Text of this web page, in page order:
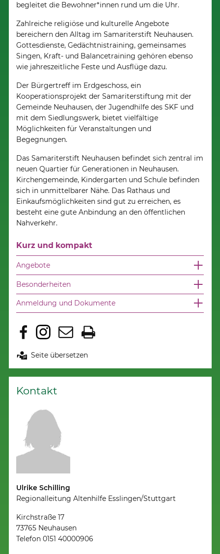
begleitet die Bewohner*innen rund um die Uhr.
Zahlreiche religiöse und kulturelle Angebote
bereichern den Alltag im Samariterstift Neuhausen.
Gottesdienste, Gedächtnistraining, gemeinsames
Singen, Kraft- und Balancetraining gehören ebenso
wie jahreszeitliche Feste und Ausflüge dazu.
Der Bürgertreff im Erdgeschoss, ein
Kooperationsprojekt der Samariterstiftung mit der
Gemeinde Neuhausen, der Jugendhilfe des SKF und
mit dem Siedlungswerk, bietet vielfältige
Möglichkeiten für Veranstaltungen und
Begegnungen.
Das Samariterstift Neuhausen befindet sich zentral im
neuen Quartier für Generationen in Neuhausen.
Kirchengemeinde, Kindergarten und Schule befinden
sich in unmittelbarer Nähe. Das Rathaus und
Einkaufsmöglichkeiten sind gut zu erreichen, es
besteht eine gute Anbindung an den öffentlichen
Nahverkehr.
Kurz und kompakt
Angebote
Besonderheiten
Anmeldung und Dokumente
Seite übersetzen
Kontakt
Ulrike Schilling
Regionalleitung Altenhilfe Esslingen/Stuttgart
Kirchstraße 17
73765 Neuhausen
Telefon 0151 40000906